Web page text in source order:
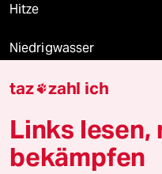
Hitze
Niedrigwasser
Waldbrände
Verlag
taz zahl ich
Links lesen,
bekämpfen